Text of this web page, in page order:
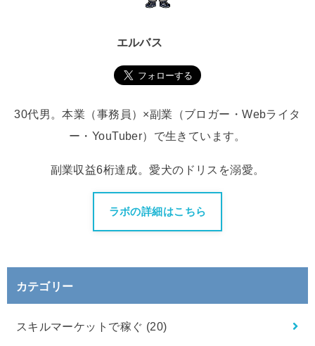
エルバス
30代男。本業（事務員）×副業（ブロガー・Webライタ
ー・YouTuber）で生きています。
副業収益6桁達成。愛犬のドリスを溺愛。
ラボの詳細はこちら
カテゴリー
スキルマーケットで稼ぐ (20)